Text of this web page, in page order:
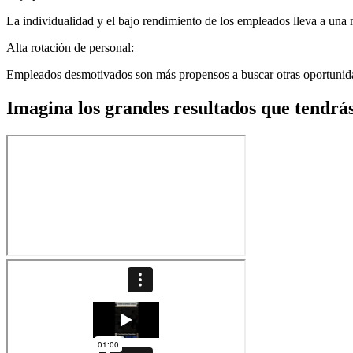
La individualidad y el bajo rendimiento de los empleados lleva a
Alta rotación de personal:
Empleados desmotivados son más propensos a buscar otras
Imagina los grandes resultados que